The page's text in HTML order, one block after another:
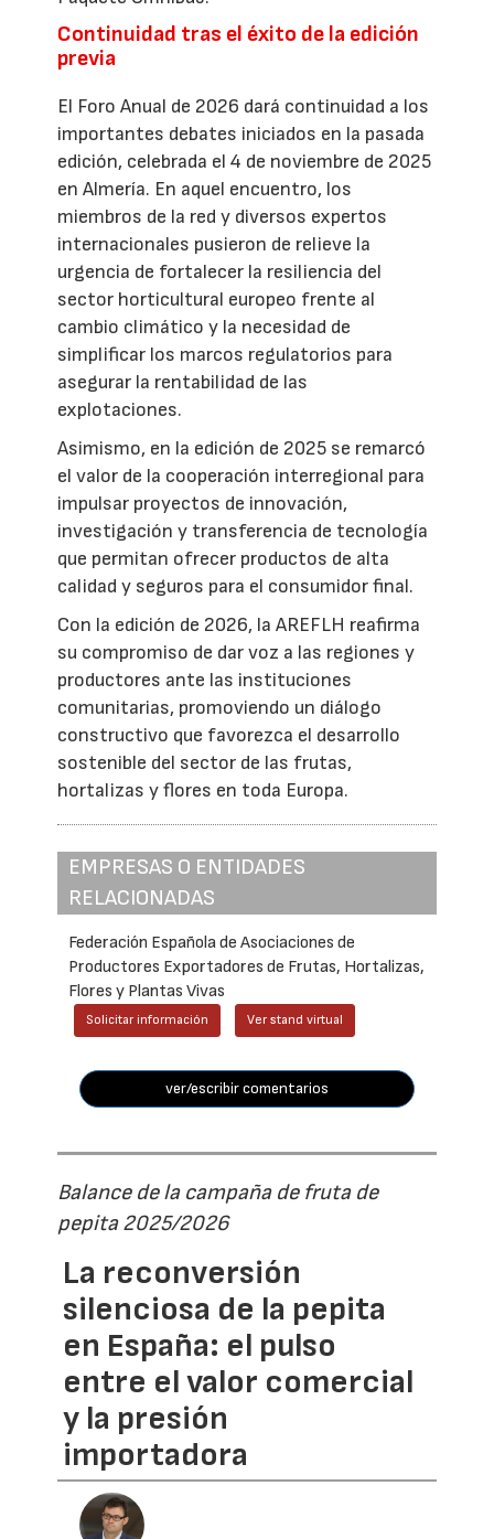
Continuidad tras el éxito de la edición
previa
El Foro Anual de 2026 dará continuidad a los
importantes debates iniciados en la pasada
edición, celebrada el 4 de noviembre de 2025
en Almería. En aquel encuentro, los
miembros de la red y diversos expertos
internacionales pusieron de relieve la
urgencia de fortalecer la resiliencia del
sector horticultural europeo frente al
cambio climático y la necesidad de
simplificar los marcos regulatorios para
asegurar la rentabilidad de las
explotaciones.
Asimismo, en la edición de 2025 se remarcó
el valor de la cooperación interregional para
impulsar proyectos de innovación,
investigación y transferencia de tecnología
que permitan ofrecer productos de alta
calidad y seguros para el consumidor final.
Con la edición de 2026, la AREFLH reafirma
su compromiso de dar voz a las regiones y
productores ante las instituciones
comunitarias, promoviendo un diálogo
constructivo que favorezca el desarrollo
sostenible del sector de las frutas,
hortalizas y flores en toda Europa.
EMPRESAS O ENTIDADES
RELACIONADAS
Federación Española de Asociaciones de
Productores Exportadores de Frutas, Hortalizas,
Flores y Plantas Vivas
Solicitar información Ver stand virtual
ver/escribir comentarios
Balance de la campaña de fruta de
pepita 2025/2026
La reconversión
silenciosa de la pepita
en España: el pulso
entre el valor comercial
y la presión
importadora